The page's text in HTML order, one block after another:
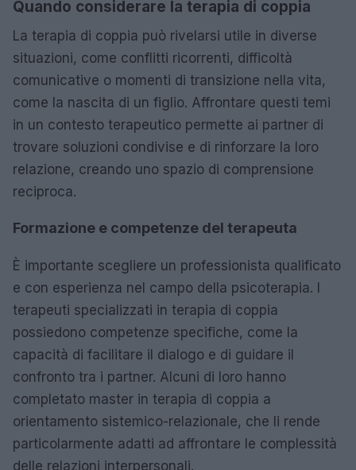
Quando considerare la terapia di coppia
La terapia di coppia può rivelarsi utile in diverse
situazioni, come conflitti ricorrenti, difficoltà
comunicative o momenti di transizione nella vita,
come la nascita di un figlio. Affrontare questi temi
in un contesto terapeutico permette ai partner di
trovare soluzioni condivise e di rinforzare la loro
relazione, creando uno spazio di comprensione
reciproca.
Formazione e competenze del terapeuta
È importante scegliere un professionista qualificato
e con esperienza nel campo della psicoterapia. I
terapeuti specializzati in terapia di coppia
possiedono competenze specifiche, come la
capacità di facilitare il dialogo e di guidare il
confronto tra i partner. Alcuni di loro hanno
completato master in terapia di coppia a
orientamento sistemico-relazionale, che li rende
particolarmente adatti ad affrontare le complessità
delle relazioni interpersonali.